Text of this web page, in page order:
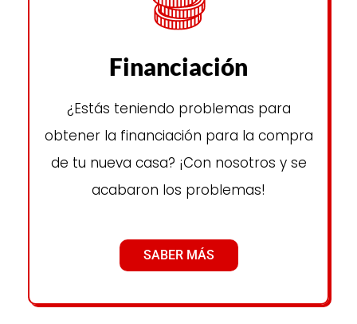
Financiación
¿Estás teniendo problemas para
obtener la financiación para la compra
de tu nueva casa? ¡Con nosotros y se
acabaron los problemas!
SABER MÁS